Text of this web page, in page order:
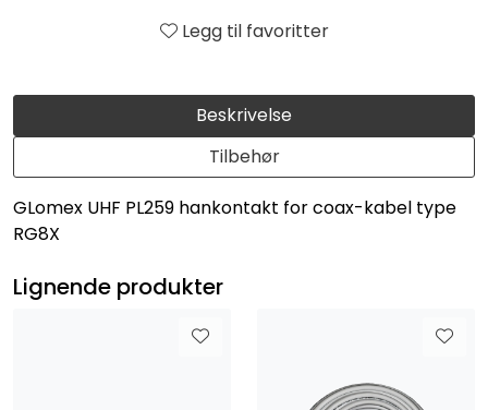
Beskrivelse
Tilbehør
GLomex UHF PL259 hankontakt for coax-kabel type
RG8X
Legg til favoritter
Lignende produkter